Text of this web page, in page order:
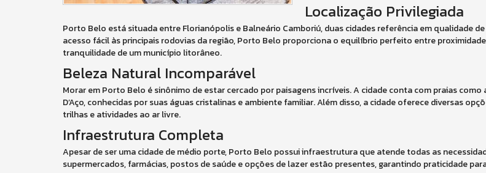
Localização Privilegiada
Porto Belo está situada entre Florianópolis e Balneário Camboriú, duas cidades referência em qualidade
acesso fácil às principais rodovias da região, Porto Belo proporciona o equilíbrio perfeito entre
tranquilidade de um município litorâneo.
Beleza Natural Incomparável
Morar em Porto Belo é sinônimo de estar cercado por paisagens incríveis. A cidade conta com praias como
D’Aço, conhecidas por suas águas cristalinas e ambiente familiar. Além disso, a cidade oferece diversas
trilhas e atividades ao ar livre.
Infraestrutura Completa
Apesar de ser uma cidade de médio porte, Porto Belo possui infraestrutura que atende todas as
supermercados, farmácias, postos de saúde e opções de lazer estão presentes, garantindo praticidade